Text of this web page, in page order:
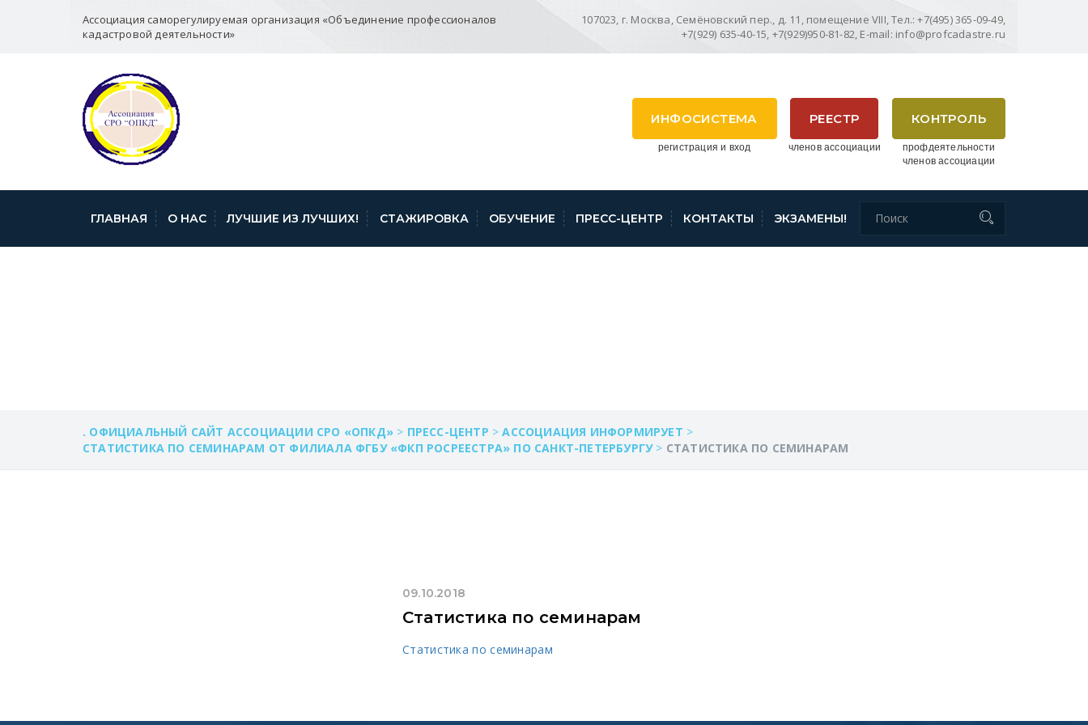
Ассоциация саморегулируемая организация «Объединение профессионалов
кадастровой деятельности»
107023, г. Москва, Семёновский пер., д. 11, помещение VIII, Тел.: +7(495) 365-09-49,
+7(929) 635-40-15, +7(929)950-81-82, E-mail: info@profcadastre.ru
КОНТРОЛЬ
профдеятельности
членов ассоциации
РЕЕСТР
членов ассоциации
ИНФОСИСТЕМА
регистрация и вход
ГЛАВНАЯ О НАС ЛУЧШИЕ ИЗ ЛУЧШИХ! СТАЖИРОВКА ОБУЧЕНИЕ ПРЕСС-ЦЕНТР КОНТАКТЫ ЭКЗАМЕНЫ!
. ОФИЦИАЛЬНЫЙ САЙТ АССОЦИАЦИИ СРО «ОПКД» > ПРЕСС-ЦЕНТР >АССОЦИАЦИЯ ИНФОРМИРУЕТ >
СТАТИСТИКА ПО СЕМИНАРАМ ОТ ФИЛИАЛА ФГБУ «ФКП РОСРЕЕСТРА» ПО САНКТ-ПЕТЕРБУРГУ> СТАТИСТИКА ПО СЕМИНАРАМ
09.10.2018
Статистика по семинарам
Статистика по семинарам